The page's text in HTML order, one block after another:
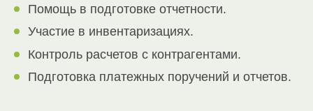
Помощь в подготовке отчетности.
Участие в инвентаризациях.
Контроль расчетов с контрагентами.
Подготовка платежных поручений и отчетов.